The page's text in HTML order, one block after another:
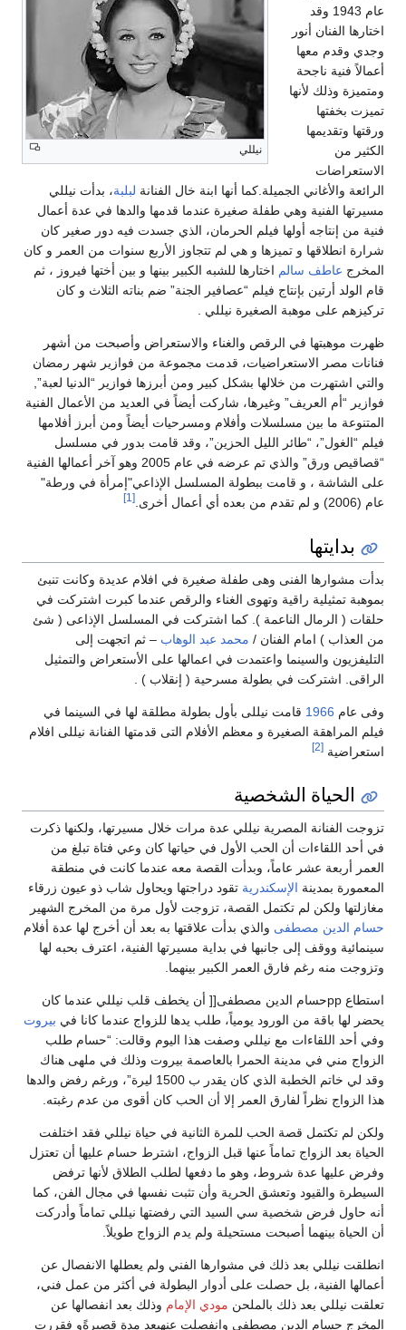
نيللي
عام 1943 وقد
اختارها الفنان أنور
وجدي وقدم معها
أعمالاً فنية ناجحة
ومتميزة وذلك لأنها
تميزت بخفتها
ورقتها وتقديمها
الكثير من
الاستعراضات
الرائعة والأغاني الجميلة.كما أنها ابنة خال الفنانة لبلبة، بدأت نيللي
مسيرتها الفنية وهي طفلة صغيرة عندما قدمها والدها في عدة أعمال
فنية من إنتاجه أولها فيلم الحرمان، الذي جسدت فيه دور صغير كان
شرارة انطلاقها و تميزها و هي لم تتجاوز الأربع سنوات من العمر و كان
المخرج عاطف سالم اختارها للشبه الكبير بينها و بين أختها فيروز ، ثم
قام الولد أرتين بإنتاج فيلم “عصافير الجنة” ضم بناته الثلاث و كان
تركيزهم على موهبة الصغيرة نيللي .
ظهرت موهبتها في الرقص والغناء والاستعراض وأصبحت من أشهر
فنانات مصر الاستعراضيات، قدمت مجموعة من فوازير شهر رمضان
والتي اشتهرت من خلالها بشكل كبير ومن أبرزها فوازير “الدنيا لعبة”,
فوازير “أم العريف” وغيرها، شاركت أيضاً في العديد من الأعمال الفنية
المتنوعة ما بين مسلسلات وأفلام ومسرحيات أيضاً ومن أبرز أفلامها
فيلم “الغول”، “طائر الليل الحزين”، وقد قامت بدور في مسلسل
“قصاقيص ورق” والذي تم عرضه في عام 2005 وهو آخر أعمالها الفنية
على الشاشة ، و قامت ببطولة المسلسل الإذاعي"إمرأة في ورطة"
عام (2006) و لم تقدم من بعده أي أعمال أخرى.
[1]
بدايتها
بدأت مشوارها الفنى وهى طفلة صغيرة في افلام عديدة وكانت تنبئ
بموهبة تمثيلية راقية وتهوى الغناء والرقص عندما كبرت اشتركت في
حلقات ( الرمال الناعمة ). كما اشتركت في المسلسل الإذاعى ( شئ
من العذاب ) امام الفنان / محمد عبد الوهاب – ثم اتجهت إلى
التليفزيون والسينما واعتمدت في اعمالها على الأستعراض والتمثيل
الراقى. اشتركت في بطولة مسرحية ( إنقلاب ) .
وفى عام 1966 قامت نيللى بأول بطولة مطلقة لها في السينما في
فيلم المراهقة الصغيرة و معظم الأفلام التى قدمتها الفنانة نيللى افلام
استعراضية [2]
الحياة الشخصية
تزوجت الفنانة المصرية نيللي عدة مرات خلال مسيرتها، ولكنها ذكرت
في أحد اللقاءات أن الحب الأول في حياتها كان وعي فتاة تبلغ من
العمر أربعة عشر عاماً، وبدأت القصة معه عندما كانت في منطقة
المعمورة بمدينة الإسكندرية تقود دراجتها ويحاول شاب ذو عيون زرقاء
مغازلتها ولكن لم تكتمل القصة، تزوجت لأول مرة من المخرج الشهير
حسام الدين مصطفى والذي بدأت علاقتها به بعد أن أخرج لها عدة أفلام
سينمائية ووقف إلى جانبها في بداية مسيرتها الفنية، اعترف بحبه لها
وتزوجت منه رغم فارق العمر الكبير بينهما.
استطاع ppحسام الدين مصطفى[[ أن يخطف قلب نيللي عندما كان
يحضر لها باقة من الورود يومياً، طلب يدها للزواج عندما كانا في بيروت
وفي أحد اللقاءات مع نيللي وصفت هذا اليوم وقالت: “حسام طلب
الزواج مني في مدينة الحمرا بالعاصمة بيروت وذلك في ملهى هناك
وقد لي خاتم الخطبة الذي كان يقدر ب 1500 ليرة”، ورغم رفض والدها
هذا الزواج نظراً لفارق العمر إلا أن الحب كان أقوى من عدم رغبته.
ولكن لم تكتمل قصة الحب للمرة الثانية في حياة نيللي فقد اختلفت
الحياة بعد الزواج تماماً عنها قبل الزواج، اشترط حسام عليها أن تعتزل
وفرض عليها عدة شروط، وهو ما دفعها لطلب الطلاق لأنها ترفض
السيطرة والقيود وتعشق الحرية وأن تثبت نفسها في مجال الفن، كما
أنه حاول فرض شخصية سي السيد التي رفضتها نيللي تماماً وأدركت
أن الحياة بينهما أصبحت مستحيلة ولم يدم الزواج طويلاً.
انطلقت نيللي بعد ذلك في مشوارها الفني ولم يعطلها الانفصال عن
أعمالها الفنية، بل حصلت على أدوار البطولة في أكثر من عمل فني،
تعلقت نيللي بعد ذلك بالملحن مودي الإمام وذلك بعد انفصالها عن
المخرج حسام الدين مصطفى وانفصلت عنهبعد مدة قصيرةًو فقررت